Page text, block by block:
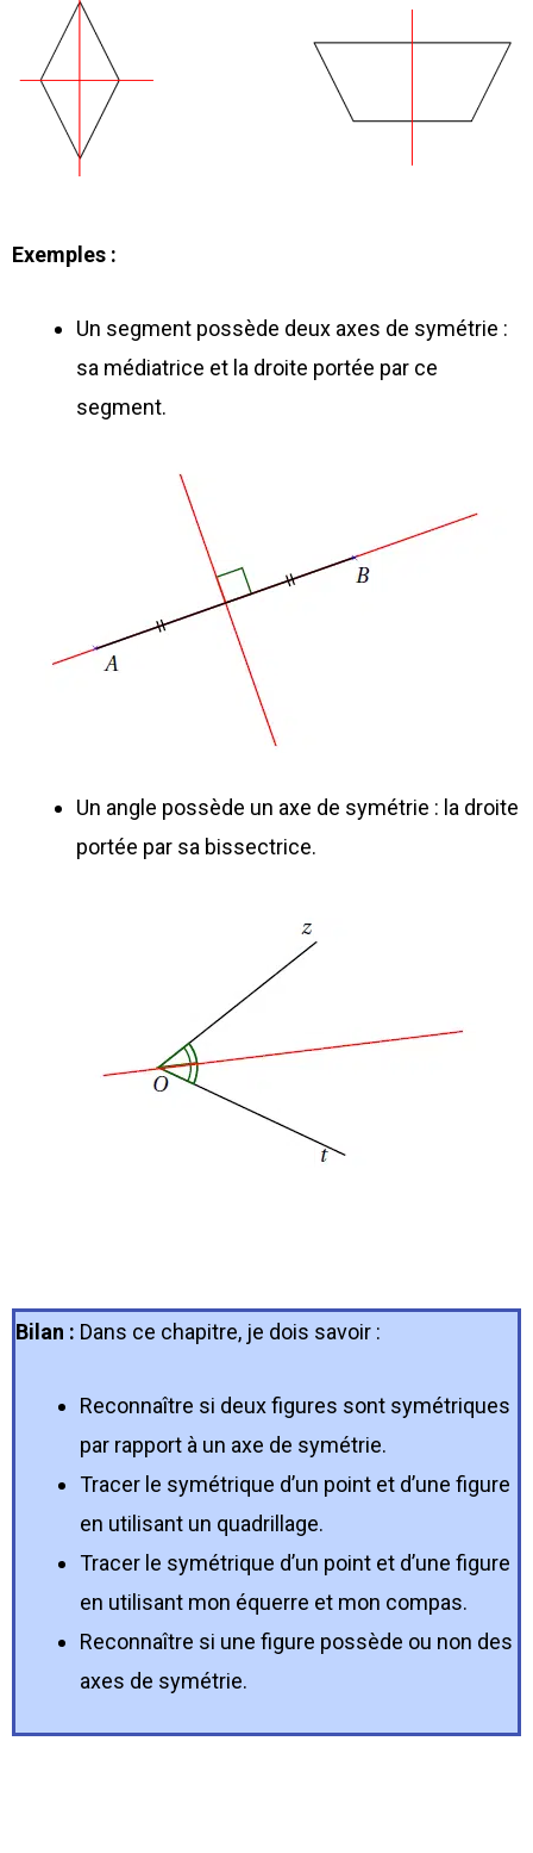
Exemples :
Un segment possède deux axes de symétrie :
sa médiatrice et la droite portée par ce
segment.
Un angle possède un axe de symétrie : la droite
portée par sa bissectrice.
Bilan : Dans ce chapitre, je dois savoir :
Reconnaître si deux figures sont symétriques
par rapport à un axe de symétrie.
Tracer le symétrique d’un point et d’une figure
en utilisant un quadrillage.
Tracer le symétrique d’un point et d’une figure
en utilisant mon équerre et mon compas.
Reconnaître si une figure possède ou non des
axes de symétrie.